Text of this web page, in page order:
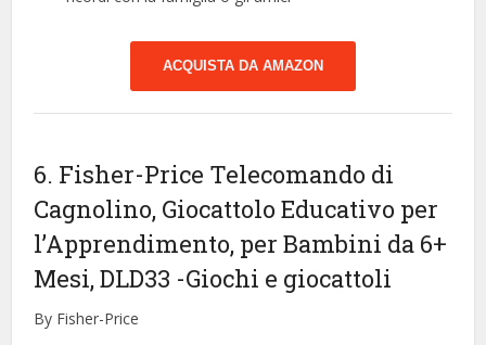
ACQUISTA DA AMAZON
6. Fisher-Price Telecomando di
Cagnolino, Giocattolo Educativo per
l’Apprendimento, per Bambini da 6+
Mesi, DLD33 -Giochi e giocattoli
By Fisher-Price